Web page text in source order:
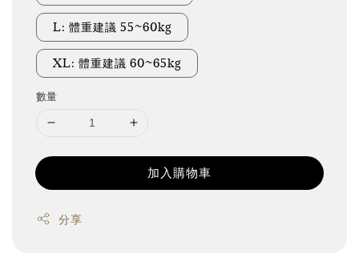
L: 體重建議 55~60kg
XL: 體重建議 60~65kg
數量
加入購物車
分享